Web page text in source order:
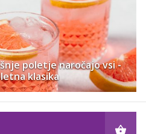
poletje naročajo vsi -
klasika